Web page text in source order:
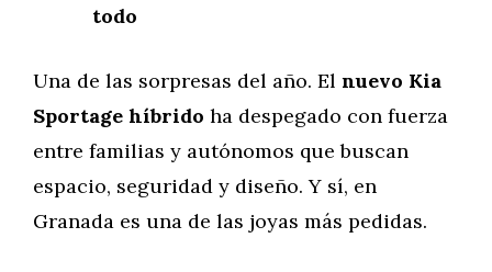
todo
Una de las sorpresas del año. El nuevo Kia
Sportage híbrido ha despegado con fuerza
entre familias y autónomos que buscan
espacio, seguridad y diseño. Y sí, en
Granada es una de las joyas más pedidas.